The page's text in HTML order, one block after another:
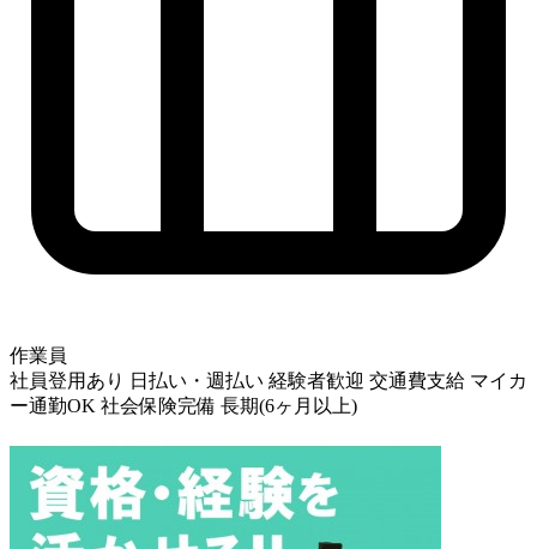
作業員
社員登用あり
日払い・週払い 経験者歓迎 交通費支給 マイカ
ー通勤OK 社会保険完備 長期(6ヶ月以上)